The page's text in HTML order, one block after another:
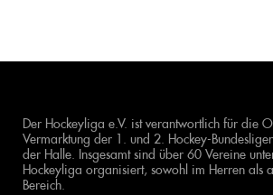
Der Hockeyliga e.V. ist verantwortlich für die
Vermarktung der 1. und 2. Hockey-
der Halle. Insgesamt sind über 60 Vereine
Hockeyliga organisiert, sowohl im Herren als
Bereich.